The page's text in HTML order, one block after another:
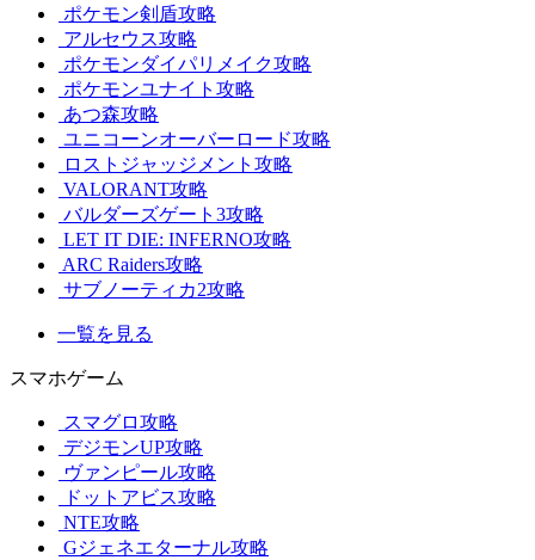
ポケモン剣盾攻略
アルセウス攻略
ポケモンダイパリメイク攻略
ポケモンユナイト攻略
あつ森攻略
ユニコーンオーバーロード攻略
ロストジャッジメント攻略
VALORANT攻略
バルダーズゲート3攻略
LET IT DIE: INFERNO攻略
ARC Raiders攻略
サブノーティカ2攻略
一覧を見る
スマホゲーム
スマグロ攻略
デジモンUP攻略
ヴァンピール攻略
ドットアビス攻略
NTE攻略
Gジェネエターナル攻略